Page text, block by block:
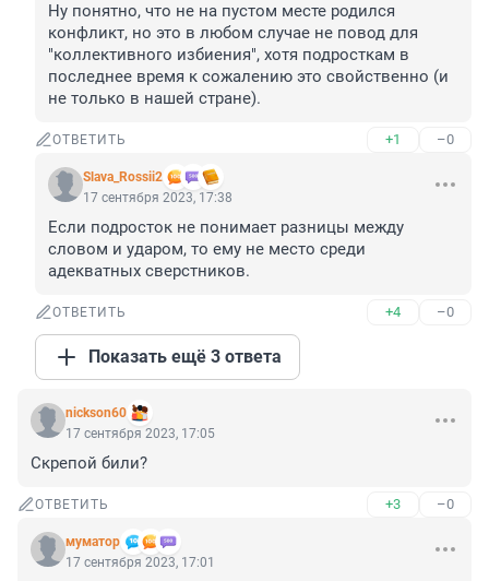
Ну понятно, что не на пустом месте родился
конфликт, но это в любом случае не повод для
"коллективного избиения", хотя подросткам в
последнее время к сожалению это свойственно (и
не только в нашей стране).
ОТВЕТИТЬ +1 –0
Slava_Rossii2
17 сентября 2023, 17:38
Если подросток не понимает разницы между
словом и ударом, то ему не место среди
адекватных сверстников.
ОТВЕТИТЬ +4 –0
Показать ещё 3 ответа
nickson60
17 сентября 2023, 17:05
Скрепой били?
ОТВЕТИТЬ +3 –0
муматор
17 сентября 2023, 17:01